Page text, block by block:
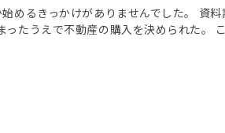
めるきっかけがありませんでした。 資
たうえで不動産の購入を決められた。